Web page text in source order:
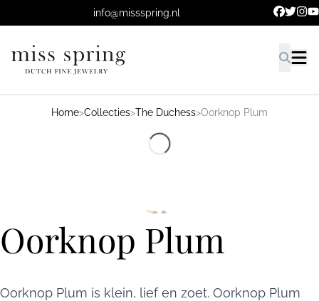
Ga naar de hoofdinhoud.info@missspring.nl
Home>Collecties>The Duchess>Oorknop Plum
Oorknop Plum
Oorknop Plum is klein, lief en zoet. Oorknop Plum